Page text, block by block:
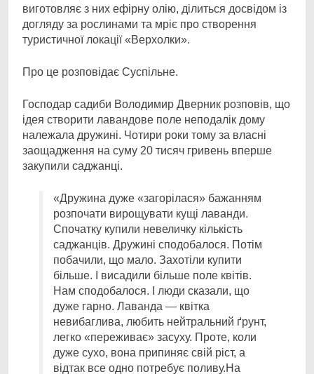
виготовляє з них ефірну олію, ділиться досвідом із
догляду за рослинами та мріє про створення
туристичної локації «Верхолки».
Про це розповідає Суспільне.
Господар садиби Володимир Дверник розповів, що
ідея створити лавандове поле неподалік дому
належала дружині. Чотири роки тому за власні
заощадження на суму 20 тисяч гривень вперше
закупили саджанці.
«Дружина дуже «загорілася» бажанням
розпочати вирощувати кущі лаванди.
Спочатку купили невеличку кількість
саджанців. Дружині сподобалося. Потім
побачили, що мало. Захотіли купити
більше. І висадили більше поле квітів.
Нам сподобалося. І люди сказали, що
дуже гарно. Лаванда — квітка
невибаглива, любить нейтральний ґрунт,
легко «переживає» засуху. Проте, коли
дуже сухо, вона припиняє свій ріст, а
відтак все одно потребує поливу.На